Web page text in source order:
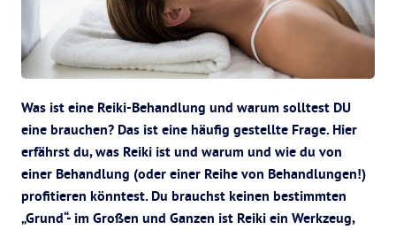
Was ist eine Reiki-Behandlung und warum solltest DU
eine brauchen? Das ist eine häufig gestellte Frage. Hier
erfährst du, was Reiki ist und warum und wie du von
einer Behandlung (oder einer Reihe von Behandlungen!)
profitieren könntest. Du brauchst keinen bestimmten
„Grund“- im Großen und Ganzen ist Reiki ein Werkzeug,